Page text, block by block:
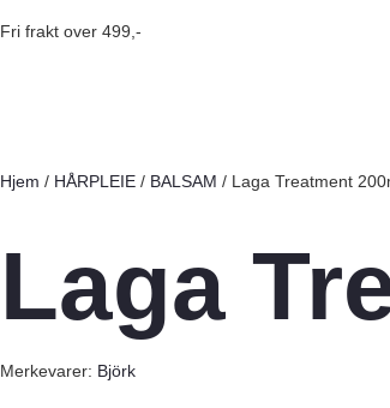
Fri frakt over 499,-
Hjem / HÅRPLEIE / BALSAM / Laga Treatment
Laga
Merkevarer: Björk